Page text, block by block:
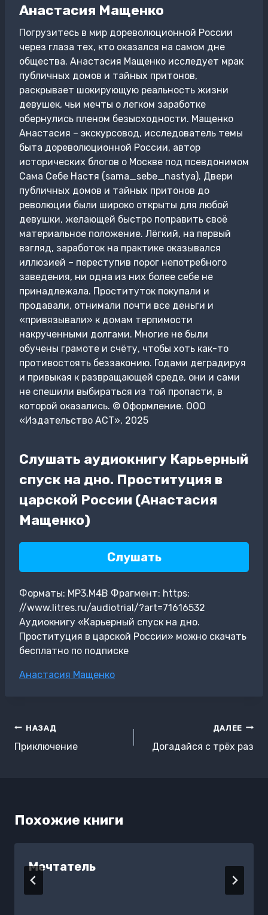
Анастасия Мащенко
Погрузитесь в мир дореволюционной России
через глаза тех, кто оказался на самом дне
общества. Анастасия Мащенко исследует мрак
публичных домов и тайных притонов,
раскрывает шокирующую реальность жизни
девушек, чьи мечты о легком заработке
обернулись пленом безысходности. Мащенко
Анастасия – экскурсовод, исследователь темы
быта дореволюционной России, автор
исторических блогов о Москве под псевдонимом
Сама Себе Настя (sama_sebe_nastya). Двери
публичных домов и тайных притонов до
революции были широко открыты для любой
девушки, желающей быстро поправить своё
материальное положение. Лёгкий, на первый
взгляд, заработок на практике оказывался
иллюзией – переступив порог непотребного
заведения, ни одна из них более себе не
принадлежала. Проституток покупали и
продавали, отнимали почти все деньги и
«привязывали» к домам терпимости
накрученными долгами. Многие не были
обучены грамоте и счёту, чтобы хоть как-то
противостоять беззаконию. Годами деградируя
и привыкая к развращающей среде, они и сами
не спешили выбираться из той пропасти, в
которой оказались. © Оформление. ООО
«Издательство АСТ», 2025
Слушать аудиокнигу Карьерный
спуск на дно. Проституция в
царской России (Анастасия
Мащенко)
Слушать
Форматы: MP3,M4B Фрагмент: https:
//www.litres.ru/audiotrial/?art=71616532
Аудиокнигу «Карьерный спуск на дно.
Проституция в царской России» можно скачать
бесплатно по подписке
Метки
Анастасия Мащенко
Навигация
по
НАЗАД
Приключение
ДАЛЕЕ
Догадайся с трёх раз
Похожие книги
Мечтатель